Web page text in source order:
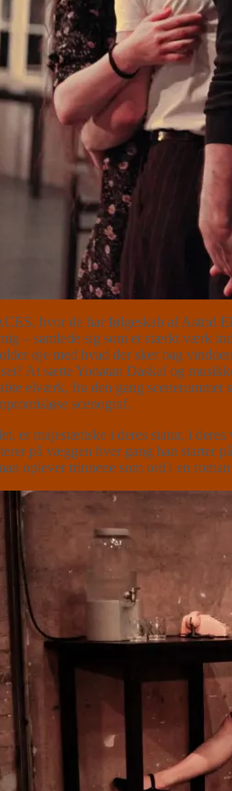
hvor de har følgeskab af Astrid
– samlede sig som et stærkt værk
øje med hvad der sker bag
At sætte Yonatan Daskal og
elværk, fra den gang
scenograf.
er majestætiske i deres statur, i
på væggen hver gang han
oplever trinnene som ord i en